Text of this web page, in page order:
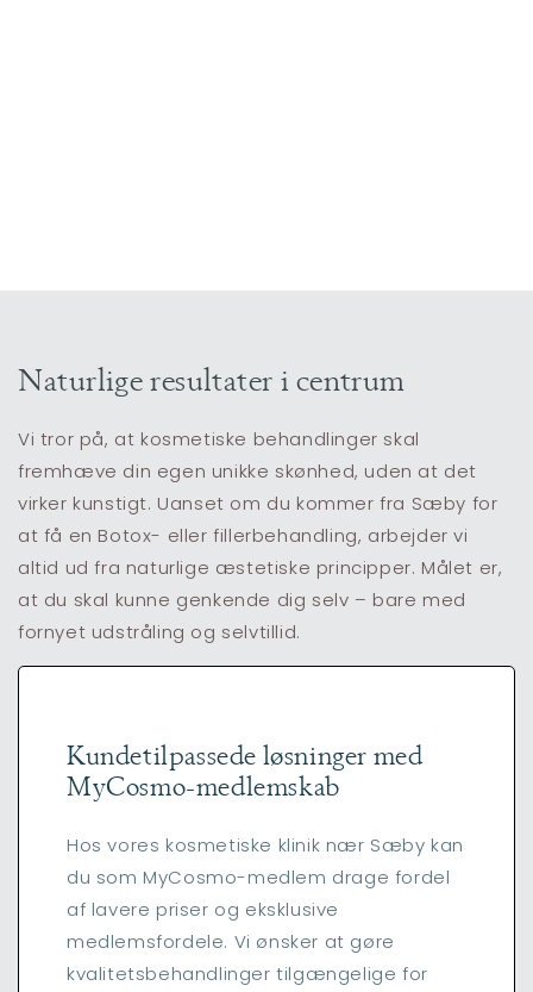
Naturlige resultater i centrum
Vi tror på, at kosmetiske behandlinger skal
fremhæve din egen unikke skønhed, uden at det
virker kunstigt. Uanset om du kommer fra Sæby for
at få en Botox- eller fillerbehandling, arbejder vi
altid ud fra naturlige æstetiske principper. Målet er,
at du skal kunne genkende dig selv – bare med
fornyet udstråling og selvtillid.
Kundetilpassede løsninger med
MyCosmo-medlemskab
Hos vores kosmetiske klinik nær Sæby kan
du som MyCosmo-medlem drage fordel
af lavere priser og eksklusive
medlemsfordele. Vi ønsker at gøre
kvalitetsbehandlinger tilgængelige for